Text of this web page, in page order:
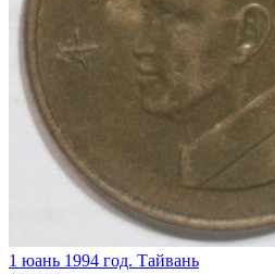
1 юань 1994 год. Тайвань